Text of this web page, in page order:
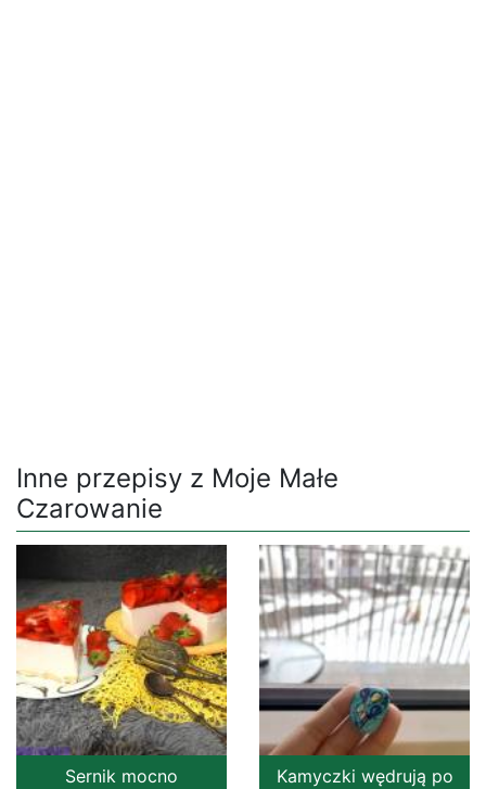
Inne przepisy z Moje Małe
Czarowanie
Sernik mocno
Kamyczki wędrują po